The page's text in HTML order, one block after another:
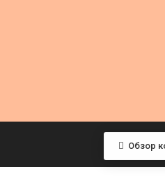
Обзор